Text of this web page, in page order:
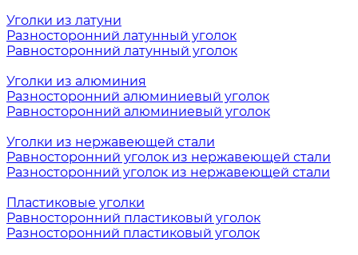
Уголки из латуни
Разносторонний латунный уголок
Равносторонний латунный уголок
Уголки из алюминия
Разносторонний алюминиевый уголок
Равносторонний алюминиевый уголок
Уголки из нержавеющей стали
Равносторонний уголок из нержавеющей стали
Разносторонний уголок из нержавеющей стали
Пластиковые уголки
Равносторонний пластиковый уголок
Разносторонний пластиковый уголок